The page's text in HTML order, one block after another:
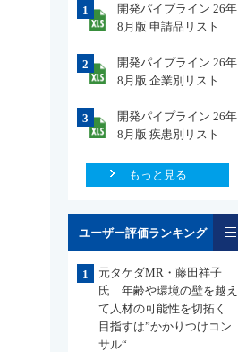
1
開発パイプライン 26年
8月版 申請品リスト
2
開発パイプライン 26年
8月版 企業別リスト
3
開発パイプライン 26年
8月版 疾患別リスト
もっと見る
ユーザー評価ランキング
1
元タケダMR・藤田祥子
氏 年齢や環境の壁を越え
て人材の可能性を切拓く
目指すは”かかりつけコン
サル“